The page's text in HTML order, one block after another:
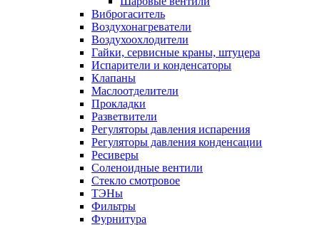
Виброгаситель
Воздухонагреватели
Воздухоохлодители
Гайки, сервисные краны, штуцера
Испарители и конденсаторы
Клапаны
Маслоотделители
Прокладки
Разветвители
Регуляторы давления испарения
Регуляторы давления конденсации
Ресиверы
Соленоидные вентили
Стекло смотровое
ТЭНы
Фильтры
Фурнитура